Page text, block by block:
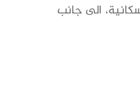
الى جانب